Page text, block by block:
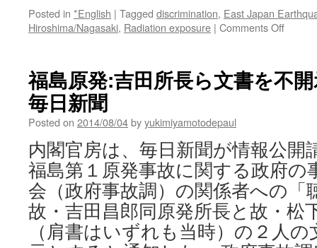
Posted in *English | Tagged discrimination, East Japan
Hiroshima/Nagasaki, Radiation exposure | Comments Offon
That
Makes
Global
via
The
Asia-
Pacific
福島原発:吉田所長ら文書を不
毎日新聞
Posted on 2014/08/04byyukimiyamotodepaul
内閣官房は、毎日新聞が情報公開
福島第１原発事故に関する政府の
会（政府事故調）の関係者への「
故・吉田昌郎同原発所長と故・松
（肩書はいずれも当時）の２人